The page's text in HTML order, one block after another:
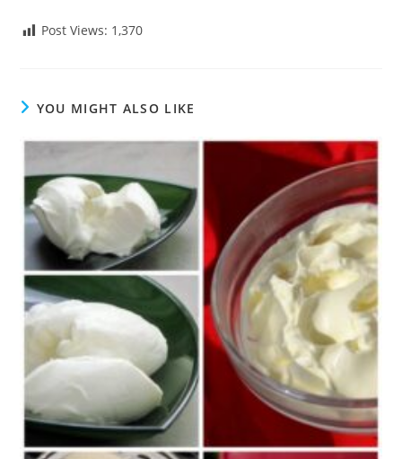
Post Views: 1,370
YOU MIGHT ALSO LIKE